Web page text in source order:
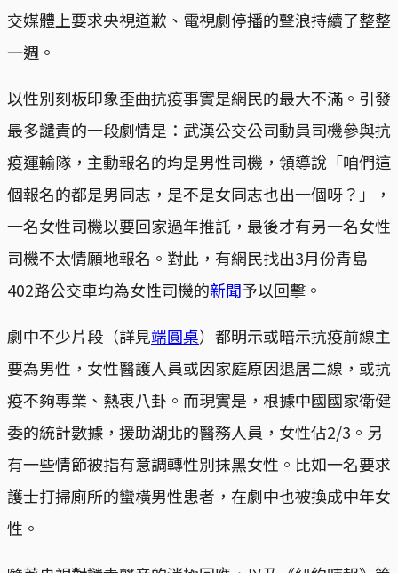
交媒體上要求央視道歉、電視劇停播的聲浪持續了整整
一週。
以性別刻板印象歪曲抗疫事實是網民的最大不滿。引發
最多譴責的一段劇情是：武漢公交公司動員司機參與抗
疫運輸隊，主動報名的均是男性司機，領導說「咱們這
個報名的都是男同志，是不是女同志也出一個呀？」，
一名女性司機以要回家過年推託，最後才有另一名女性
司機不太情願地報名。對此，有網民找出3月份青島
402路公交車均為女性司機的新聞予以回擊。
劇中不少片段（詳見端圓桌）都明示或暗示抗疫前線主
要為男性，女性醫護人員或因家庭原因退居二線，或抗
疫不夠專業、熱衷八卦。而現實是，根據中國國家衛健
委的統計數據，援助湖北的醫務人員，女性佔2/3。另
有一些情節被指有意調轉性別抹黑女性。比如一名要求
護士打掃廁所的蠻橫男性患者，在劇中也被換成中年女
性。